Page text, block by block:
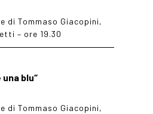
di Tommaso Giacopini,
– ore 19.30
blu“
di Tommaso Giacopini,